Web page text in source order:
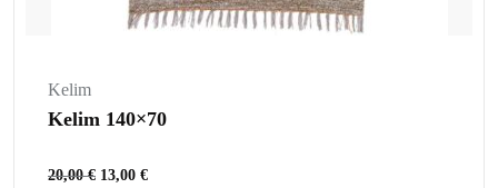
Kelim
Kelim 140×70
20,00€ 13,00 €